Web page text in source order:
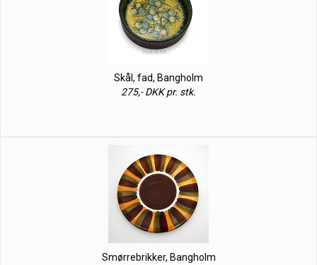
Skål, fad, Bangholm
275,- DKK pr. stk.
Smørrebrikker, Bangholm